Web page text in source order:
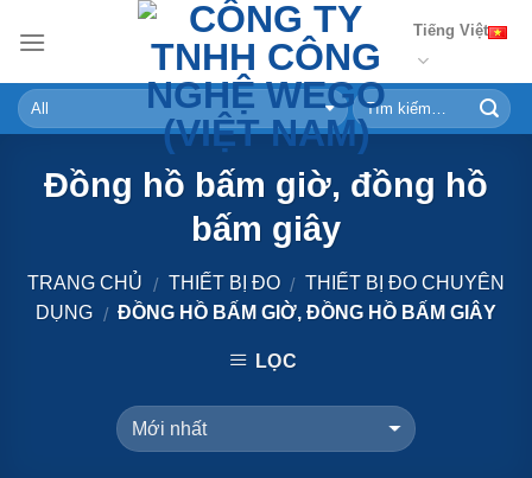
Tiếng Việt
Đồng hồ bấm giờ, đồng hồ
bấm giây
TRANG CHỦ / THIẾT BỊ ĐO / THIẾT BỊ ĐO CHUYÊN
DỤNG / ĐỒNG HỒ BẤM GIỜ, ĐỒNG HỒ BẤM GIÂY
LỌC